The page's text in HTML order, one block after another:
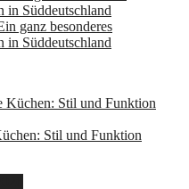
ganz besonderes
in Süddeutschland
Stil und Funktion